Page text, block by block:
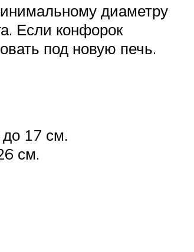
диаметру
Если конфорок
под новую печь.
17 см.
см.